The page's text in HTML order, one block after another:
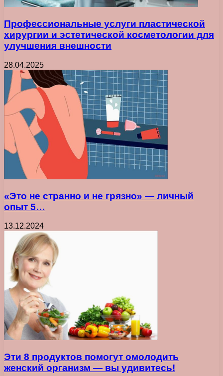
Профессиональные услуги пластической
хирургии и эстетической косметологии для
улучшения внешности
28.04.2025
«Это не странно и не грязно» — личный
опыт 5…
13.12.2024
Эти 8 продуктов помогут омолодить
женский организм — вы удивитесь!